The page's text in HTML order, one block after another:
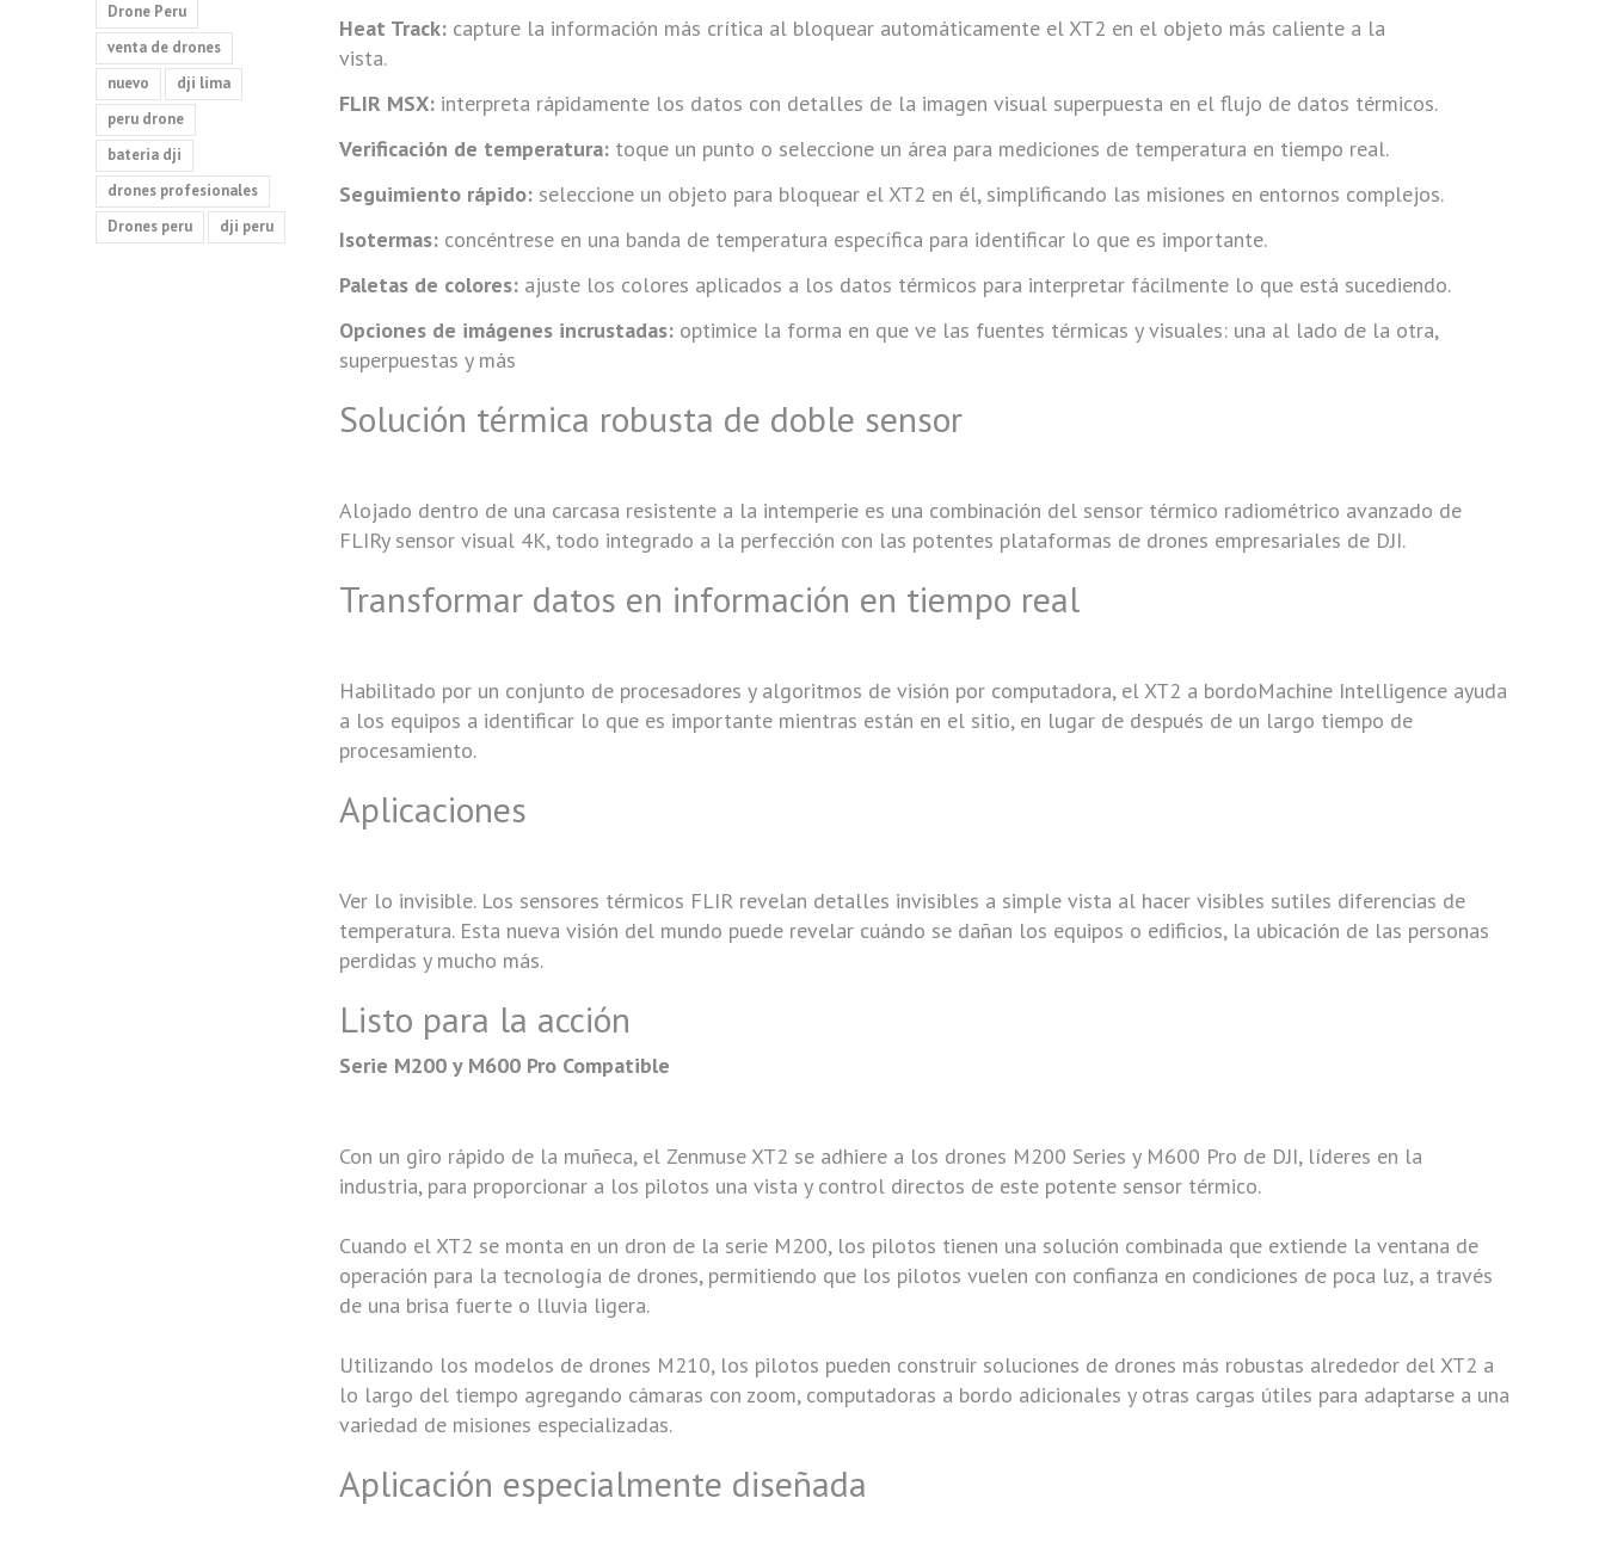
Heat Track: capture la información más crítica al bloquear automáticamente el XT2 en el objeto más caliente a la
vista.
FLIR MSX: interpreta rápidamente los datos con detalles de la imagen visual superpuesta en el flujo de datos térmicos.
Verificación de temperatura: toque un punto o seleccione un área para mediciones de temperatura en tiempo real.
Seguimiento rápido: seleccione un objeto para bloquear el XT2 en él, simplificando las misiones en entornos complejos.
Isotermas: concéntrese en una banda de temperatura específica para identificar lo que es importante.
Paletas de colores: ajuste los colores aplicados a los datos térmicos para interpretar fácilmente lo que está sucediendo.
Opciones de imágenes incrustadas: optimice la forma en que ve las fuentes térmicas y visuales: una al lado de la otra,
superpuestas y más
Solución térmica robusta de doble sensor
Alojado dentro de una carcasa resistente a la intemperie es una combinación del sensor térmico radiométrico avanzado de
FLIRy sensor visual 4K, todo integrado a la perfección con las potentes plataformas de drones empresariales de DJI.
Transformar datos en información en tiempo real
Habilitado por un conjunto de procesadores y algoritmos de visión por computadora, el XT2 a bordoMachine Intelligence ayuda
a los equipos a identificar lo que es importante mientras están en el sitio, en lugar de después de un largo tiempo de
procesamiento.
Aplicaciones
Ver lo invisible. Los sensores térmicos FLIR revelan detalles invisibles a simple vista al hacer visibles sutiles diferencias de
temperatura. Esta nueva visión del mundo puede revelar cuándo se dañan los equipos o edificios, la ubicación de las personas
perdidas y mucho más.
Listo para la acción
Serie M200 y M600 Pro Compatible
Con un giro rápido de la muñeca, el Zenmuse XT2 se adhiere a los drones M200 Series y M600 Pro de DJI, líderes en la
industria, para proporcionar a los pilotos una vista y control directos de este potente sensor térmico.
Cuando el XT2 se monta en un dron de la serie M200, los pilotos tienen una solución combinada que extiende la ventana de
operación para la tecnología de drones, permitiendo que los pilotos vuelen con confianza en condiciones de poca luz, a través
de una brisa fuerte o lluvia ligera.
Utilizando los modelos de drones M210, los pilotos pueden construir soluciones de drones más robustas alrededor del XT2 a
lo largo del tiempo agregando cámaras con zoom, computadoras a bordo adicionales y otras cargas útiles para adaptarse a una
variedad de misiones especializadas.
Aplicación especialmente diseñada
Drone Peru
venta de drones
nuevo
dji lima
peru drone
bateria dji
drones profesionales
Drones peru
dji peru